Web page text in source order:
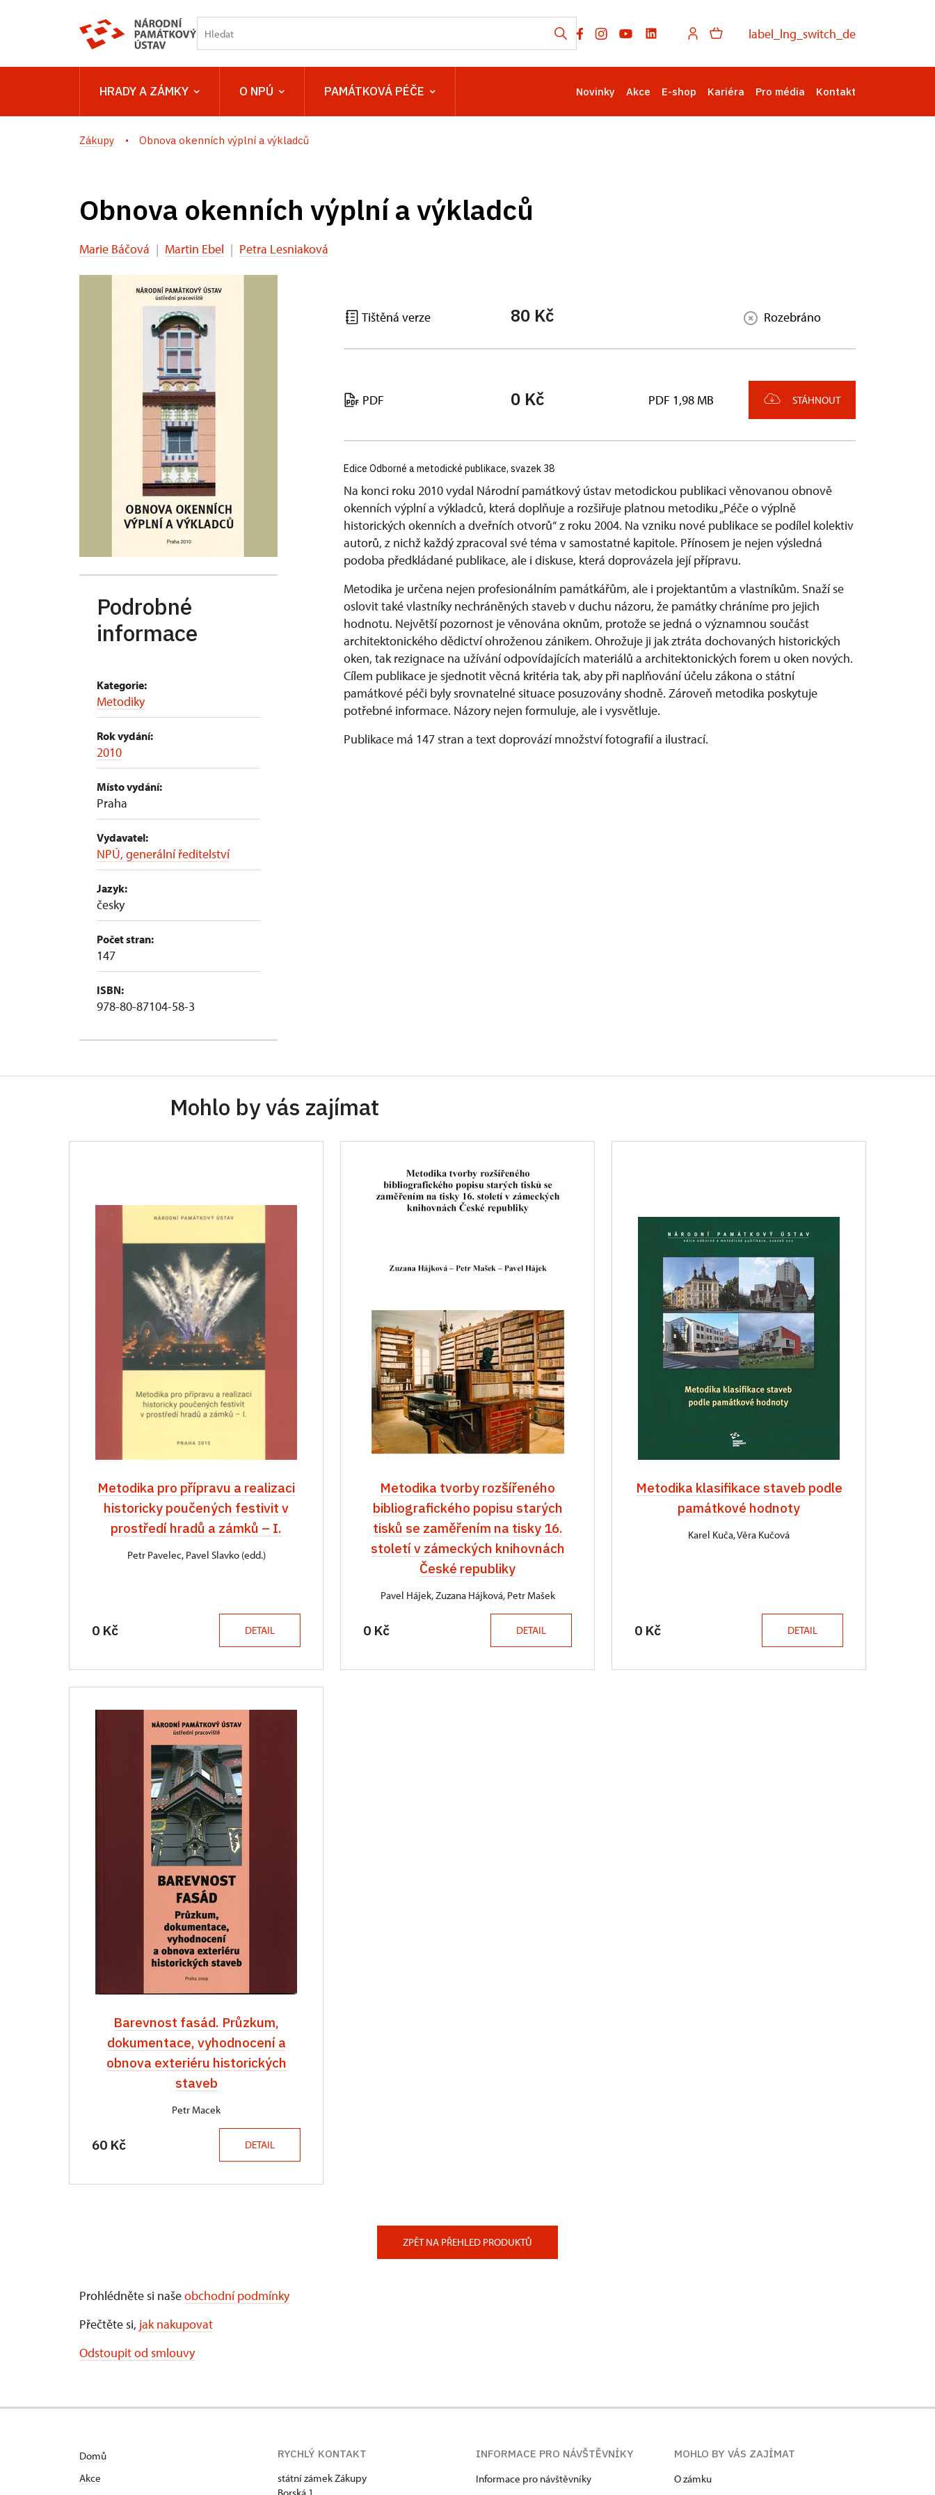
label_lng_switch_de
HRADY A ZÁMKY O NPÚ PAMÁTKOVÁ PÉČE Novinky Akce E-shop Kariéra Pro média Kontakt
Zákupy Obnova okenních výplní a výkladců
Obnova okenních výplní a výkladců
Marie Báčová | Martin Ebel | Petra Lesniaková
Podrobné
informace
Kategorie:
Metodiky
Rok vydání:
2010
Místo vydání:
Praha
Vydavatel:
NPÚ, generální ředitelství
Jazyk:
česky
Počet stran:
147
ISBN:
978-80-87104-58-3
Tištěná verze 80 Kč Rozebráno
PDF 0 Kč PDF 1,98 MB STÁHNOUT
Edice Odborné a metodické publikace, svazek 38
Na konci roku 2010 vydal Národní památkový ústav metodickou publikaci věnovanou obnově
okenních výplní a výkladců, která doplňuje a rozšiřuje platnou metodiku „Péče o výplně
historických okenních a dveřních otvorů“ z roku 2004. Na vzniku nové publikace se podílel kolektiv
autorů, z nichž každý zpracoval své téma v samostatné kapitole. Přínosem je nejen výsledná
podoba předkládané publikace, ale i diskuse, která doprovázela její přípravu.
Metodika je určena nejen profesionálním památkářům, ale i projektantům a vlastníkům. Snaží se
oslovit také vlastníky nechráněných staveb v duchu názoru, že památky chráníme pro jejich
hodnotu. Největší pozornost je věnována oknům, protože se jedná o významnou součást
architektonického dědictví ohroženou zánikem. Ohrožuje ji jak ztráta dochovaných historických
oken, tak rezignace na užívání odpovídajících materiálů a architektonických forem u oken nových.
Cílem publikace je sjednotit věcná kritéria tak, aby při naplňování účelu zákona o státní
památkové péči byly srovnatelné situace posuzovány shodně. Zároveň metodika poskytuje
potřebné informace. Názory nejen formuluje, ale i vysvětluje.
Publikace má 147 stran a text doprovází množství fotografií a ilustrací.
Mohlo by vás zajímat
Metodika pro přípravu a realizaci
historicky poučených festivit v
prostředí hradů a zámků – I.
Petr Pavelec, Pavel Slavko (edd.)
0 Kč DETAIL
Metodika tvorby rozšířeného
bibliografického popisu starých
tisků se zaměřením na tisky 16.
století v zámeckých knihovnách
České republiky
Pavel Hájek, Zuzana Hájková, Petr Mašek
0 Kč DETAIL
Metodika klasifikace staveb podle
památkové hodnoty
Karel Kuča, Věra Kučová
0 Kč DETAIL
Barevnost fasád. Průzkum,
dokumentace, vyhodnocení a
obnova exteriéru historických
staveb
Petr Macek
60 Kč DETAIL
ZPĚT NA PŘEHLED PRODUKTŮ
Prohlédněte si našeobchodní podmínky
Přečtěte si, jak nakupovat
Odstoupit od smlouvy
Domů
Akce
RYCHLÝ KONTAKT
státní zámek Zákupy
INFORMACE PRO NÁVŠTĚVNÍKY
Informace pro návštěvníky
MOHLO BY VÁS ZAJÍMAT
O zámku